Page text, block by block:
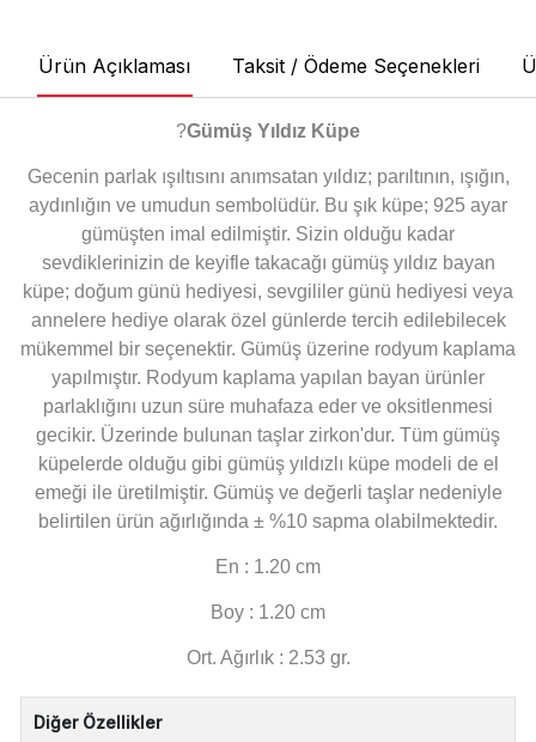
Ürün Açıklaması Taksit / Ödeme Seçenekleri
?Gümüş Yıldız Küpe
Gecenin parlak ışıltısını anımsatan yıldız; parıltının, ışığın,
aydınlığın ve umudun sembolüdür. Bu şık küpe; 925 ayar
gümüşten imal edilmiştir. Sizin olduğu kadar
sevdiklerinizin de keyifle takacağı gümüş yıldız bayan
küpe; doğum günü hediyesi, sevgililer günü hediyesi veya
annelere hediye olarak özel günlerde tercih edilebilecek
mükemmel bir seçenektir. Gümüş üzerine rodyum kaplama
yapılmıştır. Rodyum kaplama yapılan bayan ürünler
parlaklığını uzun süre muhafaza eder ve oksitlenmesi
gecikir. Üzerinde bulunan taşlar zirkon'dur. Tüm gümüş
küpelerde olduğu gibi gümüş yıldızlı küpe modeli de el
emeği ile üretilmiştir. Gümüş ve değerli taşlar nedeniyle
belirtilen ürün ağırlığında ± %10 sapma olabilmektedir.
En : 1.20 cm
Boy : 1.20 cm
Ort. Ağırlık : 2.53 gr.
Diğer Özellikler